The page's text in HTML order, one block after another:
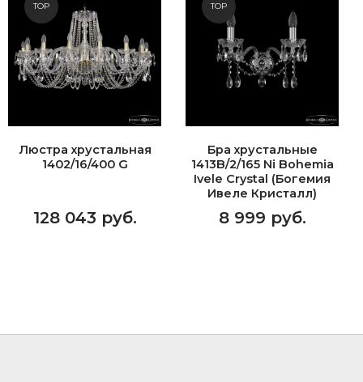
TOP
Люстра хрустальная
1402/16/400 G
128 043 руб.
TOP
Бра хрустальные
1413B/2/165 Ni Bohemia
Ivele Crystal (Богемия
Ивеле Кристалл)
8 999 руб.